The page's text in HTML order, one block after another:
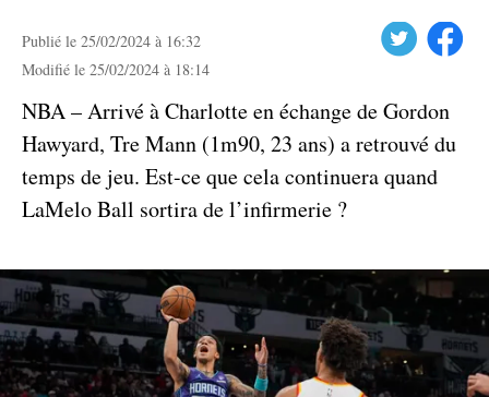
Publié le 25/02/2024 à 16:32
Modifié le 25/02/2024 à 18:14
Facebook
NBA – Arrivé à Charlotte en échange de Gordon
Hawyard, Tre Mann (1m90, 23 ans) a retrouvé du
temps de jeu. Est-ce que cela continuera quand
LaMelo Ball sortira de l’infirmerie ?